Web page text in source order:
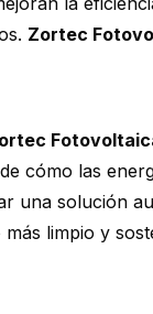
Zortec
cómo las
una solución
limpio y